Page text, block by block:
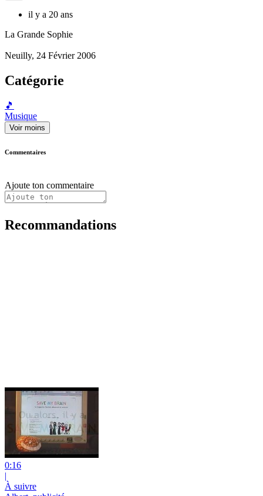
il y a 20 ans
La Grande Sophie
Neuilly, 24 Février 2006
Catégorie
🎵
Musique
Voir moins
Commentaires
Ajoute ton commentaire
Recommandations
0:16
|
À suivre